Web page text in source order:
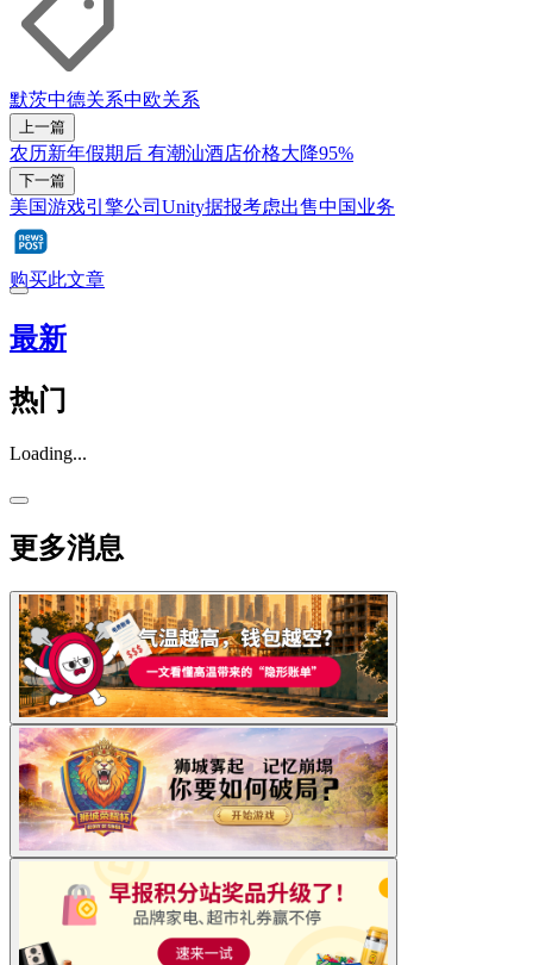
默茨中德关系中欧关系
上一篇
农历新年假期后 有潮汕酒店价格大降95%
下一篇
美国游戏引擎公司Unity据报考虑出售中国业务
购买此文章
最新
热门
Loading...
更多消息